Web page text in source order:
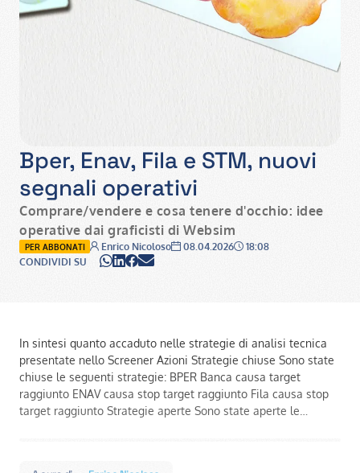
Bper, Enav, Fila e STM, nuovi
segnali operativi
Comprare/vendere e cosa tenere d'occhio: idee
operative dai graficisti di Websim
PER ABBONATI Autore:
Enrico Nicoloso Data:
08.04.2026 Ora:
18:08
CONDIVIDI SU
WhatsApp
LinkedIn
Facebook
Email
In sintesi quanto accaduto nelle strategie di analisi tecnica
presentate nello Screener Azioni Strategie chiuse Sono state
chiuse le seguenti strategie: BPER Banca causa target
raggiunto ENAV causa stop target raggiunto Fila causa stop
target raggiunto Strategie aperte Sono state aperte le…